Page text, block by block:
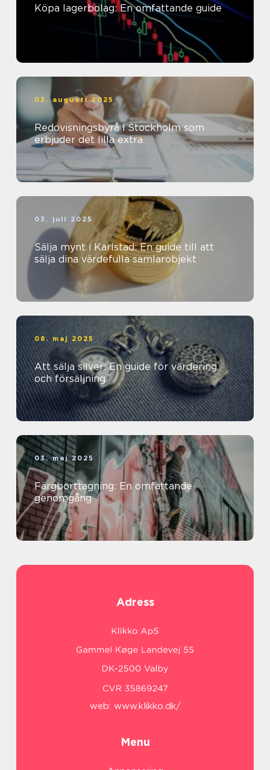
Köpa lagerbolag: En omfattande guide
03. augusti 2025
Redovisningsbyrå i Stockholm som
erbjuder det lilla extra
03. juli 2025
Sälja mynt i Karlstad: En guide till att
sälja dina värdefulla samlarobjekt
08. maj 2025
Att sälja silver: En guide för värdering
och försäljning
03. maj 2025
Färgborttagning: En omfattande
genomgång
Adress
web: www.klikko.dk/
Menu